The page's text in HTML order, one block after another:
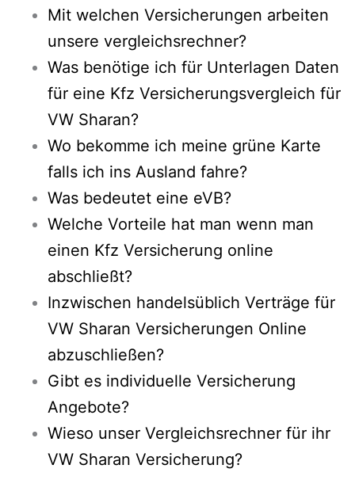
Mit welchen Versicherungen arbeiten
unsere vergleichsrechner?
Was benötige ich für Unterlagen Daten
für eine Kfz Versicherungsvergleich für
VW Sharan?
Wo bekomme ich meine grüne Karte
falls ich ins Ausland fahre?
Was bedeutet eine eVB?
Welche Vorteile hat man wenn man
einen Kfz Versicherung online
abschließt?
Inzwischen handelsüblich Verträge für
VW Sharan Versicherungen Online
abzuschließen?
Gibt es individuelle Versicherung
Angebote?
Wieso unser Vergleichsrechner für ihr
VW Sharan Versicherung?